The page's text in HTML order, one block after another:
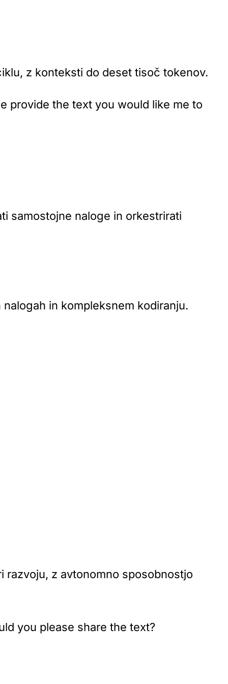
, z konteksti do deset tisoč tokenov.
provide the text you would like me to
samostojne naloge in orkestrirati
in kompleksnem kodiranju.
razvoju, z avtonomno sposobnostjo
you please share the text?